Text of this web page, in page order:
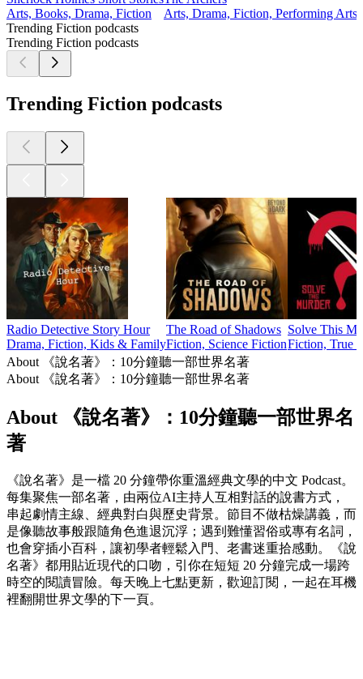
Arts, Books, Drama, Fiction
Arts, Drama, Fiction, Performing Arts
Trending Fiction podcasts
Trending Fiction podcasts
Trending Fiction podcasts
Radio Detective Story Hour
Drama, Fiction, Kids & Family
The Road of Shadows
Fiction, Science Fiction
Solve This
Fiction, True
About 《說名著》：10分鐘聽一部世界名著
About 《說名著》：10分鐘聽一部世界名著
About 《說名著》：10分鐘聽一部世界名
著
《說名著》是一檔 20 分鐘帶你重溫經典文學的中文 Podcast。
每集聚焦一部名著，由兩位AI主持人互相對話的說書方式，
串起劇情主線、經典對白與歷史背景。節目不做枯燥講義，而
是像聽故事般跟隨角色進退沉浮；遇到難懂習俗或專有名詞，
也會穿插小百科，讓初學者輕鬆入門、老書迷重拾感動。《說
名著》都用貼近現代的口吻，引你在短短 20 分鐘完成一場跨
時空的閱讀冒險。每天晚上七點更新，歡迎訂閱，一起在耳機
裡翻開世界文學的下一頁。